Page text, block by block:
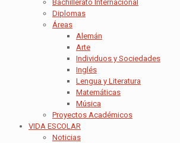
Bachillerato Internacional
Diplomas
Áreas
Alemán
Arte
Individuos y Sociedades
Inglés
Lengua y Literatura
Matemáticas
Música
Proyectos Académicos
VIDA ESCOLAR
Noticias